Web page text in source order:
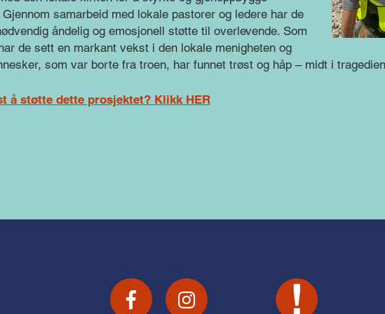
samarbeid med lokale pastorer og ledere har de
åndelig og emosjonell støtte til overlevende. Som
de sett en markant vekst i den lokale menigheten og
som var borte fra troen, har funnet trøst og håp – midt i
å støtte dette prosjektet? Klikk HER